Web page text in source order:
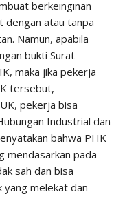
berkeinginan
dengan atau tanpa
Namun, apabila
bukti Surat
maka jika pekerja
tersebut,
pekerja bisa
Industrial dan
bahwa PHK
mendasarkan pada
sah dan bisa
yang melekat dan